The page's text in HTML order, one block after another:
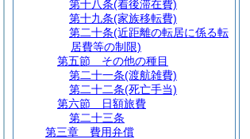
第十八条(着後滞在費)
第十九条(家族移転費)
第二十条(近距離の転居に係る転
居費等の制限)
第五節
その他の種目
第二十一条(渡航雑費)
第二十二条(死亡手当)
第六節
日額旅費
第二十三条
第三章
費用弁償